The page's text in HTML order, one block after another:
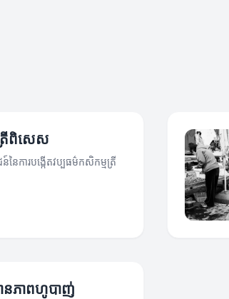
រីពិសេស
ៃការបង្កើតវប្បធម៌កសិកម្មត្រី
ានភាពហូបាញ់